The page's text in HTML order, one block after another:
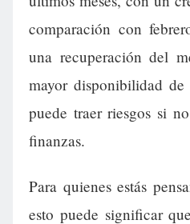
comparación con
una recuperación del
mayor disponibilidad
puede traer riesgos si
finanzas.
Para quienes estás
esto puede significar